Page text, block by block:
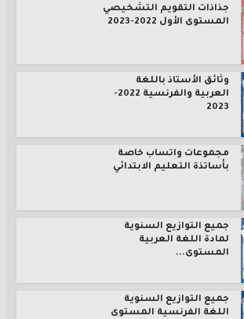
جذاذات التقويم التشخيصي
المستوى الأول 2022-2023
وثائق الأستاذ باللغة
العربية والفرنسية 2022-
2023
مجموعات واتساب خاصة
بأساتذة التعليم الابتدائي
جميع التوازيع السنوية
لمادة اللغة العربية
المستوى...
جميع التوازيع السنوية
اللغة الفرنسية المستوى